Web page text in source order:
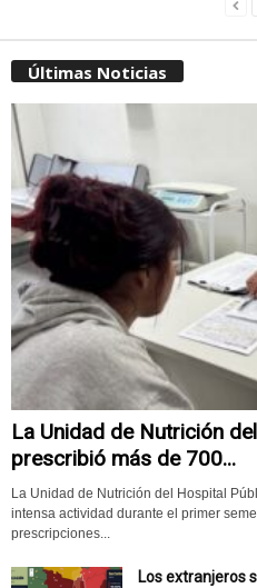
Últimas Noticias
La Unidad de Nutrición
prescribió más de 700...
La Unidad de Nutrición del Hospital
intensa actividad durante el primer
prescripciones...
Los extranjeros